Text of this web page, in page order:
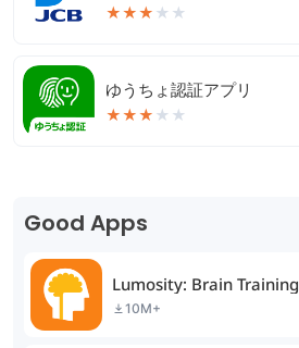
★★★ ★ ★
ゆうちょ認証アプリ
★★★ ★ ★
Good Apps
Lumosity: Brain Training
10M+